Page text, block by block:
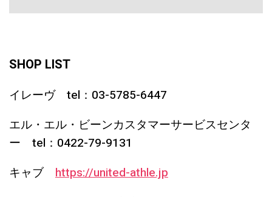
SHOP LIST
イレーヴ tel：03-5785-6447
エル・エル・ビーンカスタマーサービスセンタ
ー tel：0422-79-9131
キャブ https://united-athle.jp